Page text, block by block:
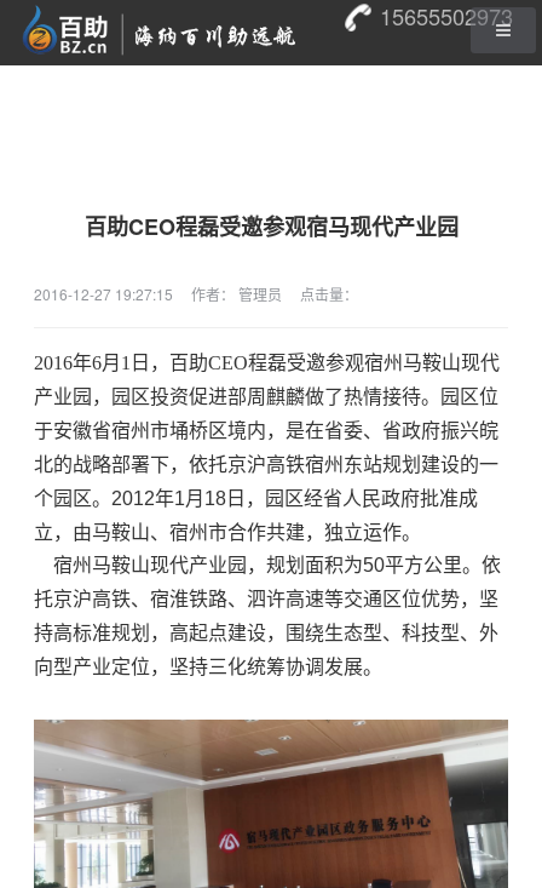
15655502973
百助CEO程磊受邀参观宿马现代产业园
2016-12-27 19:27:15 作者： 管理员 点击量：
2016年6月1日，百助CEO程磊受邀参观宿州马鞍山现代
产业园，园区投资促进部周麒麟做了热情接待。园区位
于安徽省宿州市埇桥区境内，是在省委、省政府振兴皖
北的战略部署下，依托京沪高铁宿州东站规划建设的一
个园区。2012年1月18日，园区经省人民政府批准成
立，由马鞍山、宿州市合作共建，独立运作。
宿州马鞍山现代产业园， 规划面积为50平方公里。依
托京沪高铁、宿淮铁路、泗许高速等交通区位优势，坚
持高标准规划，高起点建设，围绕生态型、科技型、外
向型产业定位，坚持三化统筹协调发展。